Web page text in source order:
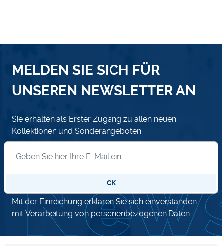
MELDEN SIE SICH FÜR
UNSEREN NEWSLETTER AN
Sie erhalten als Erster Zugang zu allen neuen
Kollektionen und Sonderangeboten.
OK
Mit der Einreichung erklären Sie sich einverstanden
mit Verarbeitung von personenbezogenen Daten.